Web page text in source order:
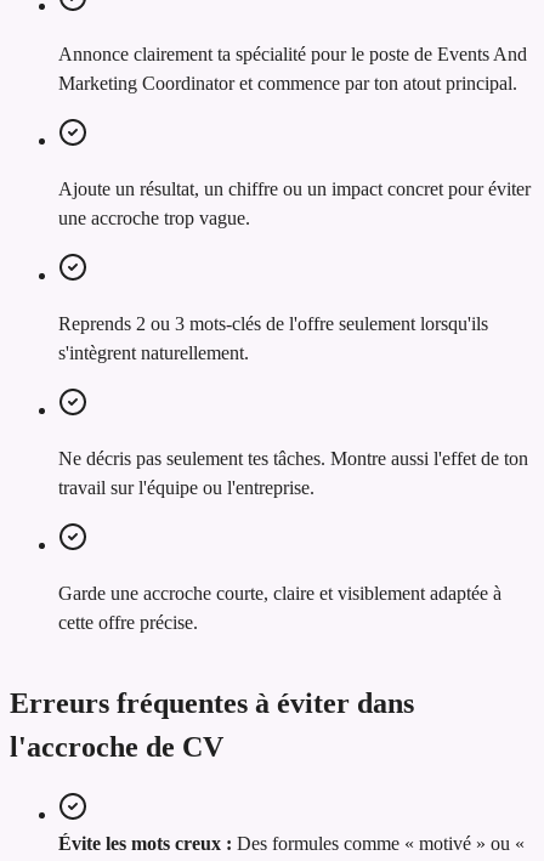
Annonce clairement ta spécialité pour le poste de Events And
Marketing Coordinator et commence par ton atout principal.
Ajoute un résultat, un chiffre ou un impact concret pour éviter
une accroche trop vague.
Reprends 2 ou 3 mots-clés de l'offre seulement lorsqu'ils
s'intègrent naturellement.
Ne décris pas seulement tes tâches. Montre aussi l'effet de ton
travail sur l'équipe ou l'entreprise.
Garde une accroche courte, claire et visiblement adaptée à
cette offre précise.
Erreurs fréquentes à éviter dans
l'accroche de CV
Évite les mots creux : Des formules comme « motivé » ou «